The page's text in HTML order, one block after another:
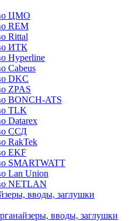
ЦМО
REM
Rittal
ИТК
Hyperline
Cabeus
DKC
ZPAS
BONCH-ATS
TLK
Datarex
ССД
RakTek
EKF
SMARTWATT
Lan Union
NETLAN
вводы, заглушки
вводы, заглушки